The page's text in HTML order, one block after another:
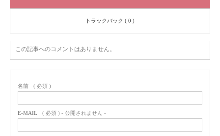
トラックバック ( 0 )
この記事へのコメントはありません。
名前 ( 必須 )
E-MAIL ( 必須 ) - 公開されません -